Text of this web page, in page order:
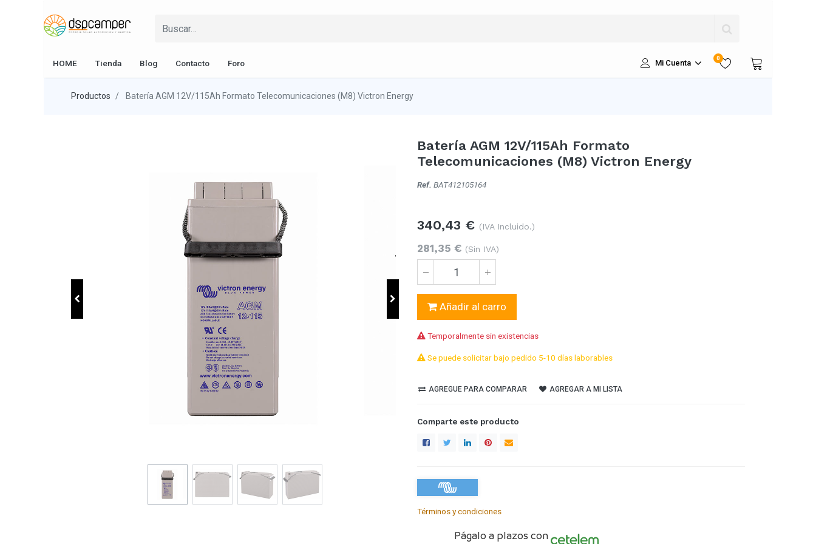
HOME Tienda Blog Contacto Foro Mi Cuenta
0
Productos Batería AGM 12V/115Ah Formato Telecomunicaciones (M8) Victron Energy
Batería AGM 12V/115Ah Formato
Telecomunicaciones (M8) Victron Energy
Ref. BAT412105164
340,43 € (IVA Incluido.)
281,35 € (Sin IVA)
Añadir al carro
Temporalmente sin existencias
Se puede solicitar bajo pedido 5-10 días laborables
AGREGUE PARA COMPARAR AGREGAR A MI LISTA
Comparte este producto
Términos y condiciones
Págalo a plazos con